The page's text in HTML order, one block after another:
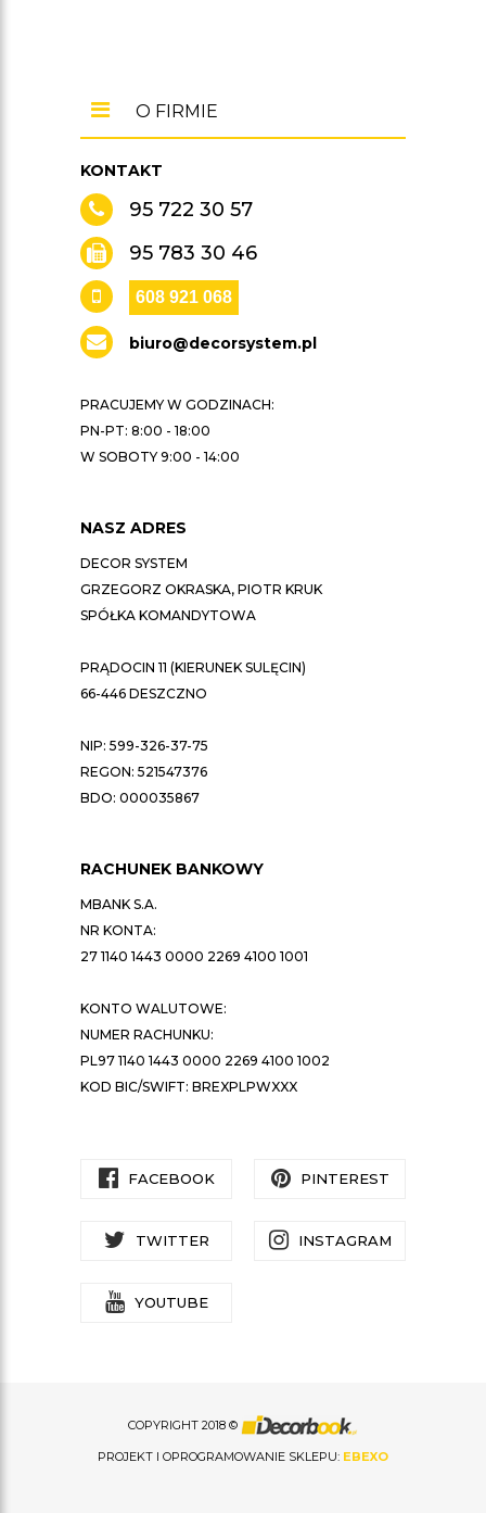
KONTAKT
95 722 30 57
95 783 30 46
608 921 068
biuro@decorsystem.pl
PRACUJEMY W GODZINACH:
PN-PT: 8:00 - 18:00
W SOBOTY 9:00 - 14:00
NASZ ADRES
DECOR SYSTEM
GRZEGORZ OKRASKA, PIOTR KRUK
SPÓŁKA KOMANDYTOWA
PRĄDOCIN 11 (KIERUNEK SULĘCIN)
66-446 DESZCZNO
NIP: 599-326-37-75
REGON: 521547376
BDO: 000035867
O FIRMIE
RACHUNEK BANKOWY
MBANK S.A.
NR KONTA:
27 1140 1443 0000 2269 4100 1001
KONTO WALUTOWE:
NUMER RACHUNKU:
PL97 1140 1443 0000 2269 4100 1002
KOD BIC/SWIFT: BREXPLPWXXX
FACEBOOK PINTEREST
TWITTER INSTAGRAM
YOUTUBE
COPYRIGHT 2018 ©
PROJEKT I OPROGRAMOWANIE SKLEPU: EBEXO